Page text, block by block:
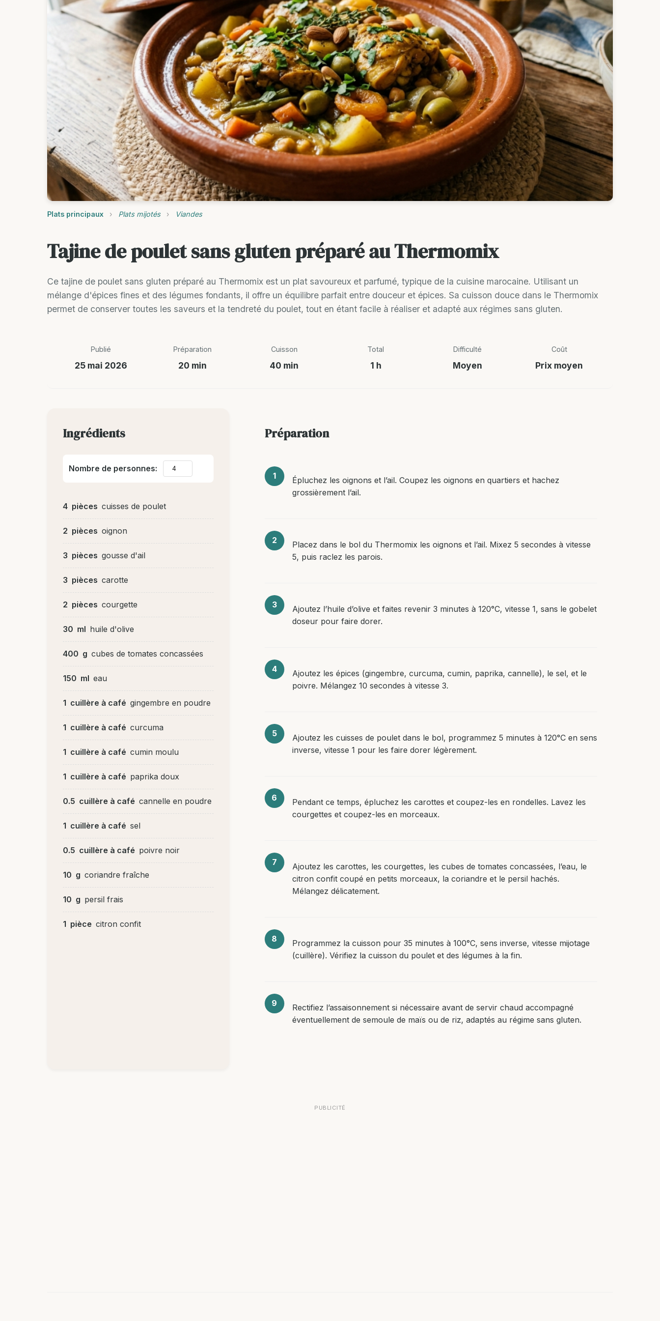
Plats principaux › Plats mijotés › Viandes
Tajine de poulet sans gluten préparé au Thermomix
Ce tajine de poulet sans gluten préparé au Thermomix est un plat savoureux et parfumé, typique de la cuisine marocaine. Utilisant un
mélange d'épices fines et des légumes fondants, il offre un équilibre parfait entre douceur et épices. Sa cuisson douce dans le Thermomix
permet de conserver toutes les saveurs et la tendreté du poulet, tout en étant facile à réaliser et adapté aux régimes sans gluten.
Publié
25 mai 2026
Préparation
20 min
Cuisson
40 min
Total
1 h
Difficulté
Moyen
Coût
Prix moyen
Ingrédients
Nombre de personnes:
4 pièces cuisses de poulet
2 pièces oignon
3 pièces gousse d'ail
3 pièces carotte
2 pièces courgette
30 ml huile d'olive
400 g cubes de tomates concassées
150 ml eau
1 cuillère à café gingembre en poudre
1 cuillère à café curcuma
1 cuillère à café cumin moulu
1 cuillère à café paprika doux
0.5 cuillère à café cannelle en poudre
1 cuillère à café sel
0.5 cuillère à café poivre noir
10 g coriandre fraîche
10 g persil frais
1 pièce citron confit
PUBLICITÉ
Préparation
Épluchez les oignons et l’ail. Coupez les oignons en quartiers et hachez
grossièrement l’ail.
Placez dans le bol du Thermomix les oignons et l’ail. Mixez 5 secondes à vitesse
5, puis raclez les parois.
Ajoutez l’huile d’olive et faites revenir 3 minutes à 120°C, vitesse 1, sans le gobelet
doseur pour faire dorer.
Ajoutez les épices (gingembre, curcuma, cumin, paprika, cannelle), le sel, et le
poivre. Mélangez 10 secondes à vitesse 3.
Ajoutez les cuisses de poulet dans le bol, programmez 5 minutes à 120°C en sens
inverse, vitesse 1 pour les faire dorer légèrement.
Pendant ce temps, épluchez les carottes et coupez-les en rondelles. Lavez les
courgettes et coupez-les en morceaux.
Ajoutez les carottes, les courgettes, les cubes de tomates concassées, l’eau, le
citron confit coupé en petits morceaux, la coriandre et le persil hachés.
Mélangez délicatement.
Programmez la cuisson pour 35 minutes à 100°C, sens inverse, vitesse mijotage
(cuillère). Vérifiez la cuisson du poulet et des légumes à la fin.
Rectifiez l’assaisonnement si nécessaire avant de servir chaud accompagné
éventuellement de semoule de maïs ou de riz, adaptés au régime sans gluten.